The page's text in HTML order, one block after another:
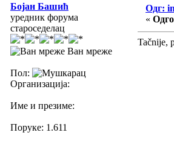
Бојан Башић
уредник форума
староседелац
Ван мреже
Пол:
Организација:
Име и презиме:
Поруке: 1.611
Одг:
«
Tačnije,